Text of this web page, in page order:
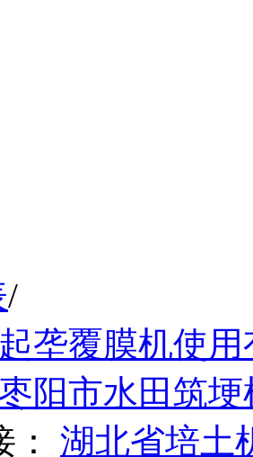
/
起垄覆膜机使
枣阳市水田筑埂
： 湖北省培土